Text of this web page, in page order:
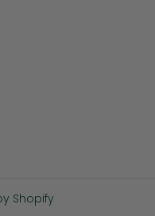
Shopify